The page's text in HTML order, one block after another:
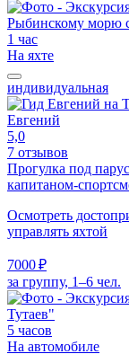
1 час
На яхте
индивидуальная
Евгений
5,0
7 отзывов
Прогулка под
капитаном-
Осмотреть
управлять яхтой
7000 ₽
за группу, 1–6 чел.
5 часов
На автомобиле